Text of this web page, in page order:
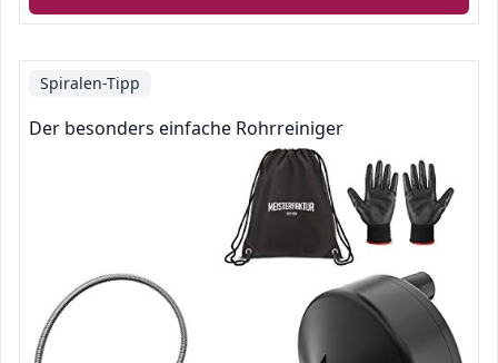
Spiralen-Tipp
Der besonders einfache Rohrreiniger